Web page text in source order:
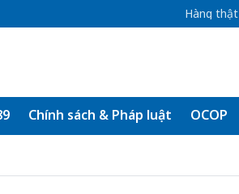
Hàng thật
Chính sách & Pháp luật OCOP